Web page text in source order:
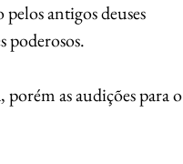
antigos deuses
poderosos.
porém as audições para o